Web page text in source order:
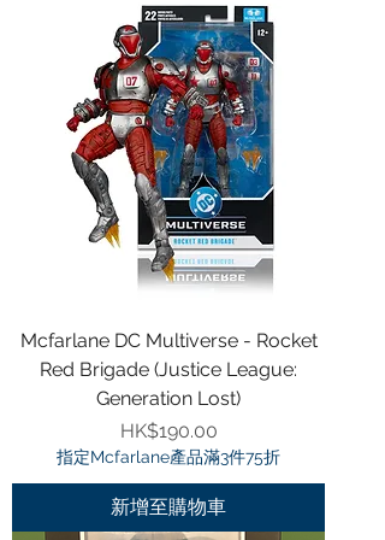
Mcfarlane DC Multiverse - Rocket
Red Brigade (Justice League:
Generation Lost)
價格
HK$190.00
指定Mcfarlane產品滿3件75折
新增至購物車